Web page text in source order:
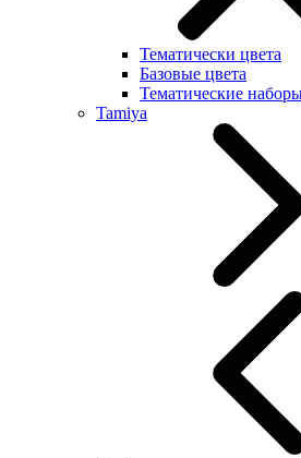
Тематически цвета
Базовые цвета
Тематические
Tamiya